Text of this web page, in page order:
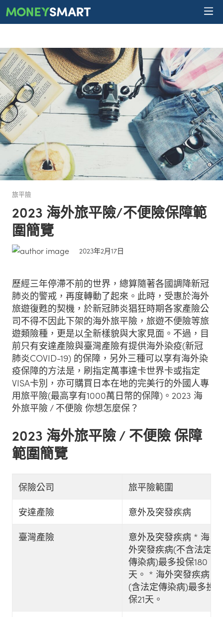
旅平險
2023 海外旅平險/不便險保障範
圍簡覽
2023年2月17日
歷經三年停滯不前的世界，總算隨著各國調降新冠
肺炎的警戒，再度轉動了起來。此時，受惠於海外
旅遊復甦的契機，於新冠肺炎猖狂時期各家產險公
司不得不因此下架的海外旅平險，旅遊不便險等旅
遊類險種，更是以全新樣貌與大家見面。不過，目
前只有安達產險與臺灣產險有提供海外染疫(新冠
肺炎COVID-19) 的保障，另外三種可以享有海外染
疫保障的方法是，刷指定萬事達卡世界卡或指定
VISA卡別，亦可購買日本在地的完美行的外國人專
用旅平險(最高享有1000萬日幣的保障)。2023 海
外旅平險 / 不便險 你想怎麼保？
2023 海外旅平險 / 不便險 保障
範圍簡覽
保險公司
旅平險範圍
安達產險
意外及突發疾病
臺灣產險
意外及突發疾病 * 海
外突發疾病(不含法定
傳染病)最多投保180
天。 * 海外突發疾病
(含法定傳染病)最多投
保21天。